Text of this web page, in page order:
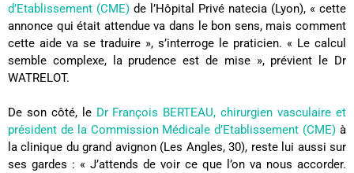
d’Etablissement (CME) de l’Hôpital Privé natecia (Lyon), « cette
annonce qui était attendue va dans le bon sens, mais comment
cette aide va se traduire », s’interroge le praticien. « Le calcul
semble complexe, la prudence est de mise », prévient le Dr
WATRELOT.
De son côté, le Dr François BERTEAU, chirurgien vasculaire et
président de la Commission Médicale d’Etablissement (CME) à
la clinique du grand avignon (Les Angles, 30), reste lui aussi sur
ses gardes : « J’attends de voir ce que l’on va nous accorder.